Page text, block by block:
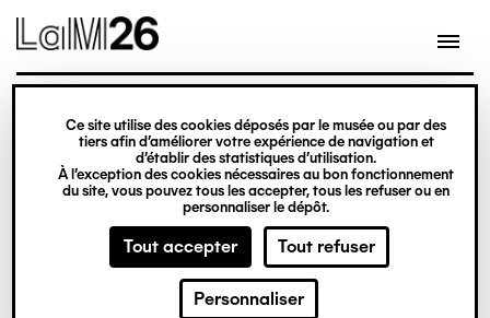
Gestion des cookies
Ce site utilise des cookies déposés par le musée ou par des
tiers afin d’améliorer votre expérience de navigation et
d’établir des statistiques d’utilisation.
À l’exception des cookies nécessaires au bon fonctionnement
du site, vous pouvez tous les accepter, tous les refuser ou en
personnaliser le dépôt.
Tout accepter Tout refuser
Personnaliser
contenu